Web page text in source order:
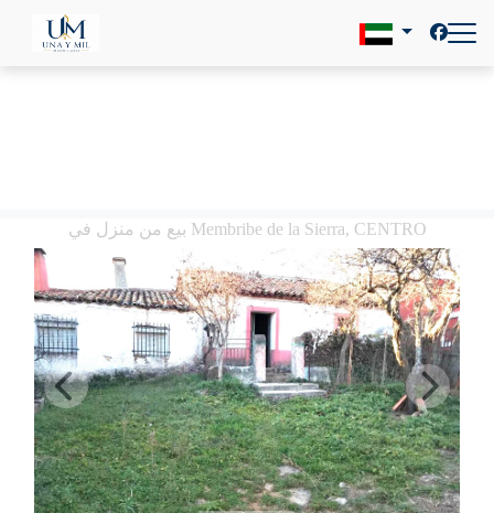
بيع من منزل في Membribe de la Sierra, CENTRO